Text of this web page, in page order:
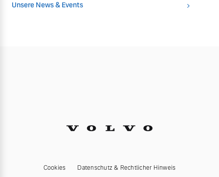
Unsere News & Events
Cookies Datenschutz & Rechtlicher Hinweis